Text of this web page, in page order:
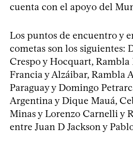
cuenta con el apoyo del
Los puntos de encuentro y
cometas son los siguientes:
Crespo y Hocquart,
Francia y Alzáibar, Rambla
Paraguay y Domingo
Argentina y Dique Mauá,
Minas y Lorenzo Carnelli y
entre Juan D Jackson y